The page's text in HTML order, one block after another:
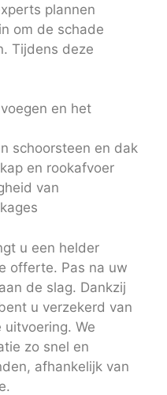
plannen
om de schade
Tijdens deze
en het
schoorsteen en dak
en rookafvoer
van
u een helder
offerte. Pas na uw
de slag. Dankzij
u verzekerd van
We
zo snel en
afhankelijk van